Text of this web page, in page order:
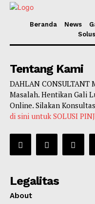
Beranda News
Tentang Kami
DAHLAN CONSULTANT
Masalah. Hentikan Gali
Online. Silakan
di sini untuk SOLUSI
Legalitas
About